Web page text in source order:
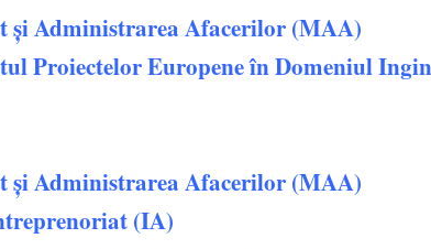
și Administrarea Afacerilor (MAA)
Proiectelor Europene în Domeniul
și Administrarea Afacerilor (MAA)
(IA)